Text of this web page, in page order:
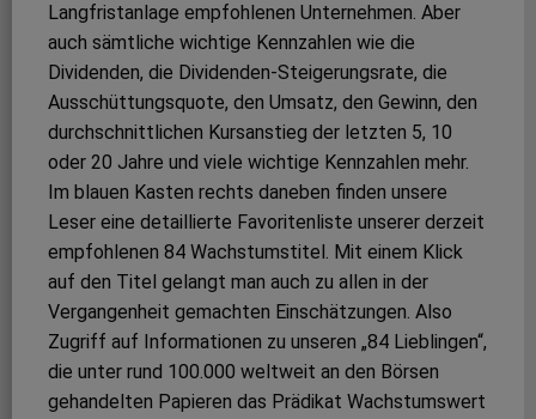
Langfristanlage empfohlenen Unternehmen. Aber
auch sämtliche wichtige Kennzahlen wie die
Dividenden, die Dividenden-Steigerungsrate, die
Ausschüttungsquote, den Umsatz, den Gewinn, den
durchschnittlichen Kursanstieg der letzten 5, 10
oder 20 Jahre und viele wichtige Kennzahlen mehr.
Im blauen Kasten rechts daneben finden unsere
Leser eine detaillierte Favoritenliste unserer derzeit
empfohlenen 84 Wachstumstitel. Mit einem Klick
auf den Titel gelangt man auch zu allen in der
Vergangenheit gemachten Einschätzungen. Also
Zugriff auf Informationen zu unseren „84 Lieblingen“,
die unter rund 100.000 weltweit an den Börsen
gehandelten Papieren das Prädikat Wachstumswert